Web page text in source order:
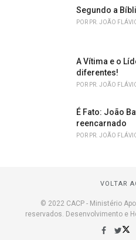
Segundo a
POR PR. JOÃO
A Vítima e o
diferentes!
POR PR. JOÃO
É Fato: João
reencarnado
POR PR. JOÃO
VOLTAR
© 2022 CACP - Ministério
reservados. Desenvolvimento e